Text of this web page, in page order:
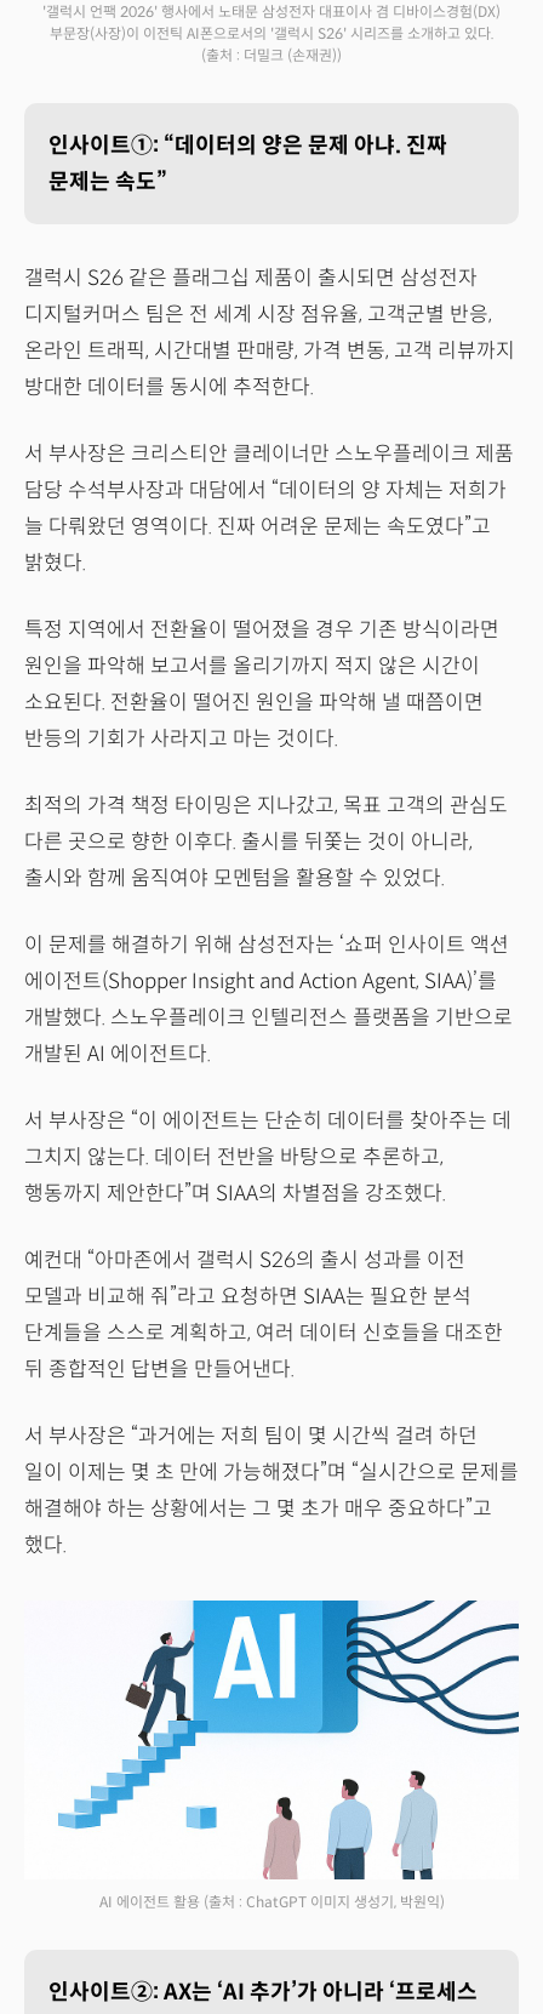
'갤럭시 언팩 2026' 행사에서 노태문 삼성전자 대표이사 겸 디바이스경험(DX)
부문장(사장)이 이전틱 AI폰으로서의 '갤럭시 S26' 시리즈를 소개하고 있다.
(출처 : 더밀크 (손재권))
인사이트①: “데이터의 양은 문제 아냐. 진짜
문제는 속도”
갤럭시 S26 같은 플래그십 제품이 출시되면 삼성전자
디지털커머스 팀은 전 세계 시장 점유율, 고객군별 반응,
온라인 트래픽, 시간대별 판매량, 가격 변동, 고객 리뷰까지
방대한 데이터를 동시에 추적한다.
서 부사장은 크리스티안 클레이너만 스노우플레이크 제품
담당 수석부사장과 대담에서 “데이터의 양 자체는 저희가
늘 다뤄왔던 영역이다. 진짜 어려운 문제는 속도였다”고
밝혔다.
특정 지역에서 전환율이 떨어졌을 경우 기존 방식이라면
원인을 파악해 보고서를 올리기까지 적지 않은 시간이
소요된다. 전환율이 떨어진 원인을 파악해 낼 때쯤이면
반등의 기회가 사라지고 마는 것이다.
최적의 가격 책정 타이밍은 지나갔고, 목표 고객의 관심도
다른 곳으로 향한 이후다. 출시를 뒤쫓는 것이 아니라,
출시와 함께 움직여야 모멘텀을 활용할 수 있었다.
이 문제를 해결하기 위해 삼성전자는 ‘쇼퍼 인사이트 액션
에이전트(Shopper Insight and Action Agent, SIAA)’를
개발했다. 스노우플레이크 인텔리전스 플랫폼을 기반으로
개발된 AI 에이전트다.
서 부사장은 “이 에이전트는 단순히 데이터를 찾아주는 데
그치지 않는다. 데이터 전반을 바탕으로 추론하고,
행동까지 제안한다”며 SIAA의 차별점을 강조했다.
예컨대 “아마존에서 갤럭시 S26의 출시 성과를 이전
모델과 비교해 줘”라고 요청하면 SIAA는 필요한 분석
단계들을 스스로 계획하고, 여러 데이터 신호들을 대조한
뒤 종합적인 답변을 만들어낸다.
서 부사장은 “과거에는 저희 팀이 몇 시간씩 걸려 하던
일이 이제는 몇 초 만에 가능해졌다”며 “실시간으로 문제를
해결해야 하는 상황에서는 그 몇 초가 매우 중요하다”고
했다.
AI 에이전트 활용 (출처 : ChatGPT 이미지 생성기, 박원익)
인사이트②: AX는 ‘AI 추가’가 아니라 ‘프로세스